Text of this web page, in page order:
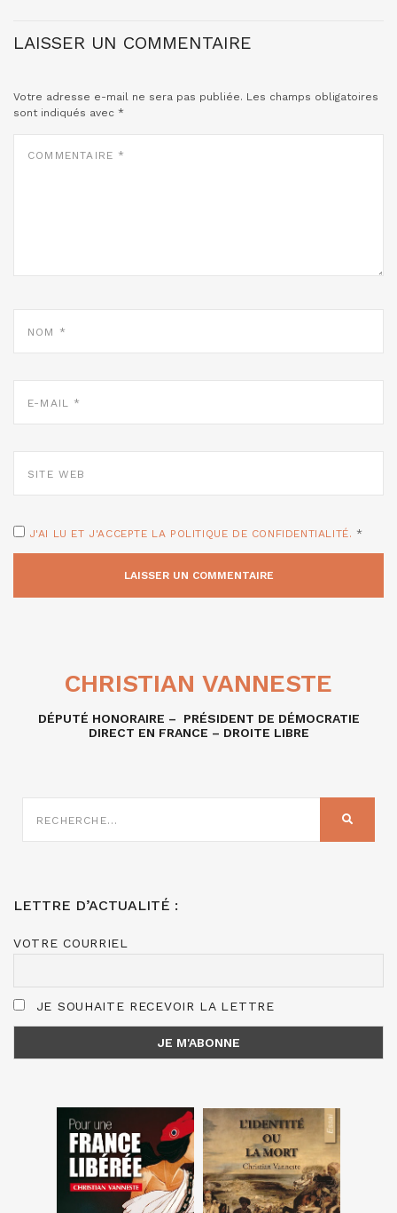
LAISSER UN COMMENTAIRE
Votre adresse e-mail ne sera pas publiée. Les champs obligatoires
sont indiqués avec *
MAIL
WEB
J'AI LU ET J'ACCEPTE LA POLITIQUE DE CONFIDENTIALITÉ. *
CHRISTIAN VANNESTE
DÉPUTÉ HONORAIRE – PRÉSIDENT DE DÉMOCRATIE
DIRECT EN FRANCE – DROITE LIBRE
SUR
LETTRE D’ACTUALITÉ :
VOTRE COURRIEL
JE SOUHAITE RECEVOIR LA LETTRE